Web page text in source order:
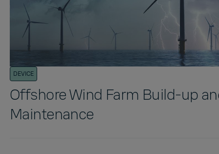
DEVICE
Offshore Wind Farm Build-up
Maintenance